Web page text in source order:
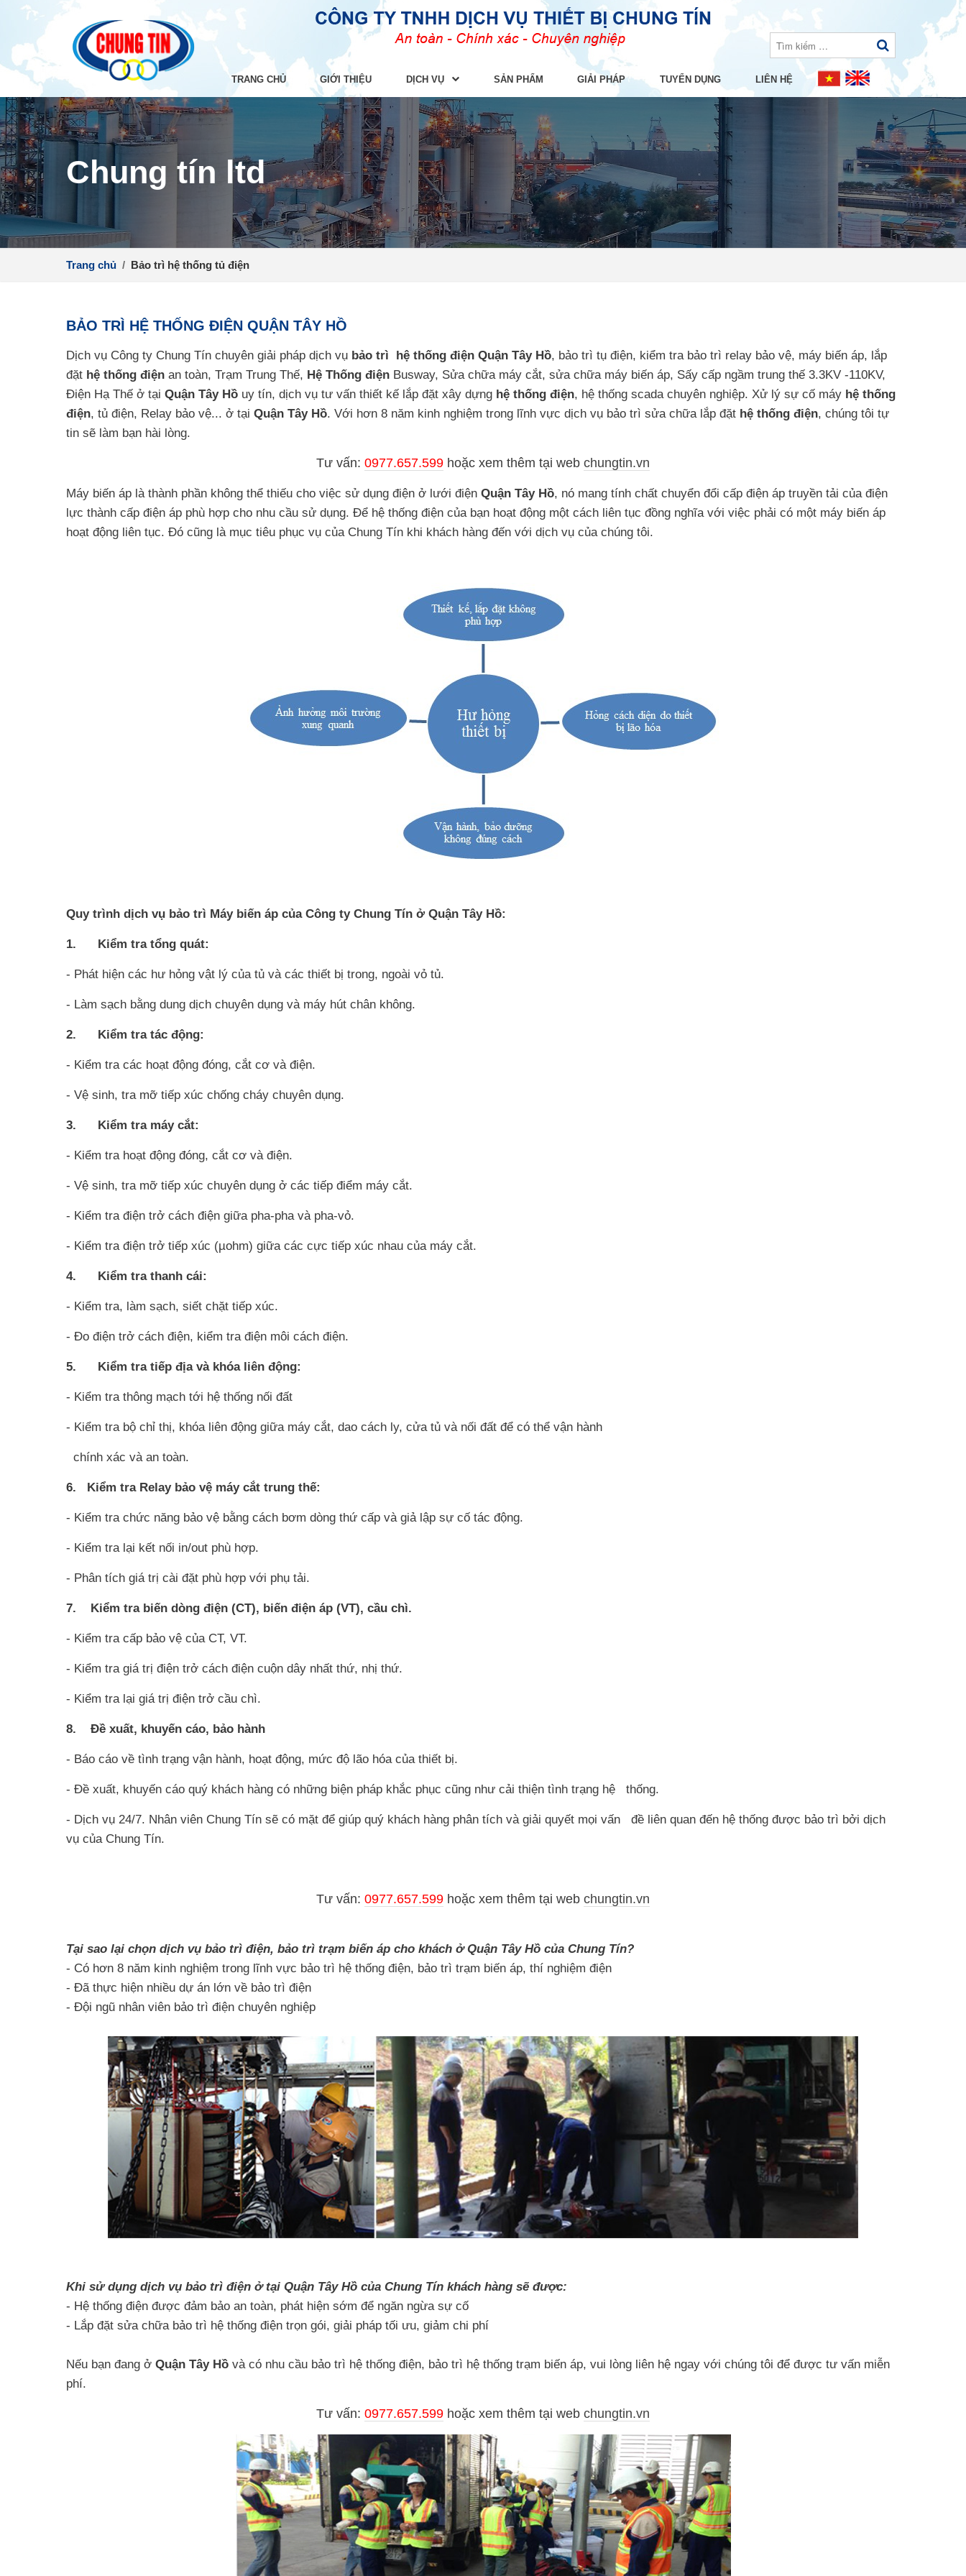
TRANG CHỦ GIỚI THIỆU DỊCH VỤ SẢN PHẨM GIẢI PHÁP TUYỂN DỤNG LIÊN HỆ
Chung tín ltd
Trang chủ / Bảo trì hệ thống tủ điện
BẢO TRÌ HỆ THỐNG ĐIỆN QUẬN TÂY HỒ
Dịch vụ Công ty Chung Tín chuyên giải pháp dịch vụ bảo trì hệ thống điện Quận Tây Hồ, bảo trì tụ điện, kiểm tra bảo trì relay bảo vệ, máy biến áp, lắp
đặt hệ thống điện an toàn, Trạm Trung Thế, Hệ Thống điện Busway, Sửa chữa máy cắt, sửa chữa máy biến áp, Sấy cấp ngầm trung thế 3.3KV -110KV,
Điện Hạ Thế ở tại Quận Tây Hồ uy tín, dịch vụ tư vấn thiết kế lắp đặt xây dựng hệ thống điện, hệ thống scada chuyên nghiệp. Xử lý sự cố máy hệ thống
điện, tủ điện, Relay bảo vệ... ở tại Quận Tây Hồ. Với hơn 8 năm kinh nghiệm trong lĩnh vực dịch vụ bảo trì sửa chữa lắp đặt hệ thống điện, chúng tôi tự
tin sẽ làm bạn hài lòng.
Tư vấn: 0977.657.599 hoặc xem thêm tại web chungtin.vn
Máy biến áp là thành phần không thể thiếu cho việc sử dụng điện ở lưới điện Quận Tây Hồ, nó mang tính chất chuyển đổi cấp điện áp truyền tải của điện
lực thành cấp điện áp phù hợp cho nhu cầu sử dụng. Để hệ thống điện của bạn hoạt động một cách liên tục đồng nghĩa với việc phải có một máy biến áp
hoạt động liên tục. Đó cũng là mục tiêu phục vụ của Chung Tín khi khách hàng đến với dịch vụ của chúng tôi.
Quy trình dịch vụ bảo trì Máy biến áp của Công ty Chung Tín ở Quận Tây Hồ:
1. Kiểm tra tổng quát:
- Phát hiện các hư hỏng vật lý của tủ và các thiết bị trong, ngoài vỏ tủ.
- Làm sạch bằng dung dịch chuyên dụng và máy hút chân không.
2. Kiểm tra tác động:
- Kiểm tra các hoạt động đóng, cắt cơ và điện.
- Vệ sinh, tra mỡ tiếp xúc chống cháy chuyên dụng.
3. Kiểm tra máy cắt:
- Kiểm tra hoạt động đóng, cắt cơ và điện.
- Vệ sinh, tra mỡ tiếp xúc chuyên dụng ở các tiếp điểm máy cắt.
- Kiểm tra điện trở cách điện giữa pha-pha và pha-vỏ.
- Kiểm tra điện trở tiếp xúc (µohm) giữa các cực tiếp xúc nhau của máy cắt.
4. Kiểm tra thanh cái:
- Kiểm tra, làm sạch, siết chặt tiếp xúc.
- Đo điện trở cách điện, kiểm tra điện môi cách điện.
5. Kiểm tra tiếp địa và khóa liên động:
- Kiểm tra thông mạch tới hệ thống nối đất
- Kiểm tra bộ chỉ thị, khóa liên động giữa máy cắt, dao cách ly, cửa tủ và nối đất để có thể vận hành
chính xác và an toàn.
6. Kiểm tra Relay bảo vệ máy cắt trung thế:
- Kiểm tra chức năng bảo vệ bằng cách bơm dòng thứ cấp và giả lập sự cố tác động.
- Kiểm tra lại kết nối in/out phù hợp.
- Phân tích giá trị cài đặt phù hợp với phụ tải.
7. Kiểm tra biến dòng điện (CT), biến điện áp (VT), cầu chì.
- Kiểm tra cấp bảo vệ của CT, VT.
- Kiểm tra giá trị điện trở cách điện cuộn dây nhất thứ, nhị thứ.
- Kiểm tra lại giá trị điện trở cầu chì.
8. Đề xuất, khuyến cáo, bảo hành
- Báo cáo về tình trạng vận hành, hoạt động, mức độ lão hóa của thiết bị.
- Đề xuất, khuyến cáo quý khách hàng có những biện pháp khắc phục cũng như cải thiện tình trạng hệ thống.
- Dịch vụ 24/7. Nhân viên Chung Tín sẽ có mặt để giúp quý khách hàng phân tích và giải quyết mọi vấn đề liên quan đến hệ thống được bảo trì bởi dịch
vụ của Chung Tín.
Tư vấn: 0977.657.599 hoặc xem thêm tại web chungtin.vn
Tại sao lại chọn dịch vụ bảo trì điện, bảo trì trạm biến áp cho khách ở Quận Tây Hồ của Chung Tín?
- Có hơn 8 năm kinh nghiệm trong lĩnh vực bảo trì hệ thống điện, bảo trì trạm biến áp, thí nghiệm điện
- Đã thực hiện nhiều dự án lớn về bảo trì điện
- Đội ngũ nhân viên bảo trì điện chuyên nghiệp
Khi sử dụng dịch vụ bảo trì điện ở tại Quận Tây Hồ của Chung Tín khách hàng sẽ được:
- Hệ thống điện được đảm bảo an toàn, phát hiện sớm để ngăn ngừa sự cố
- Lắp đặt sửa chữa bảo trì hệ thống điện trọn gói, giải pháp tối ưu, giảm chi phí
Nếu bạn đang ở Quận Tây Hồ và có nhu cầu bảo trì hệ thống điện, bảo trì hệ thống trạm biến áp, vui lòng liên hệ ngay với chúng tôi để được tư vấn miễn
phí.
Tư vấn: 0977.657.599 hoặc xem thêm tại web chungtin.vn